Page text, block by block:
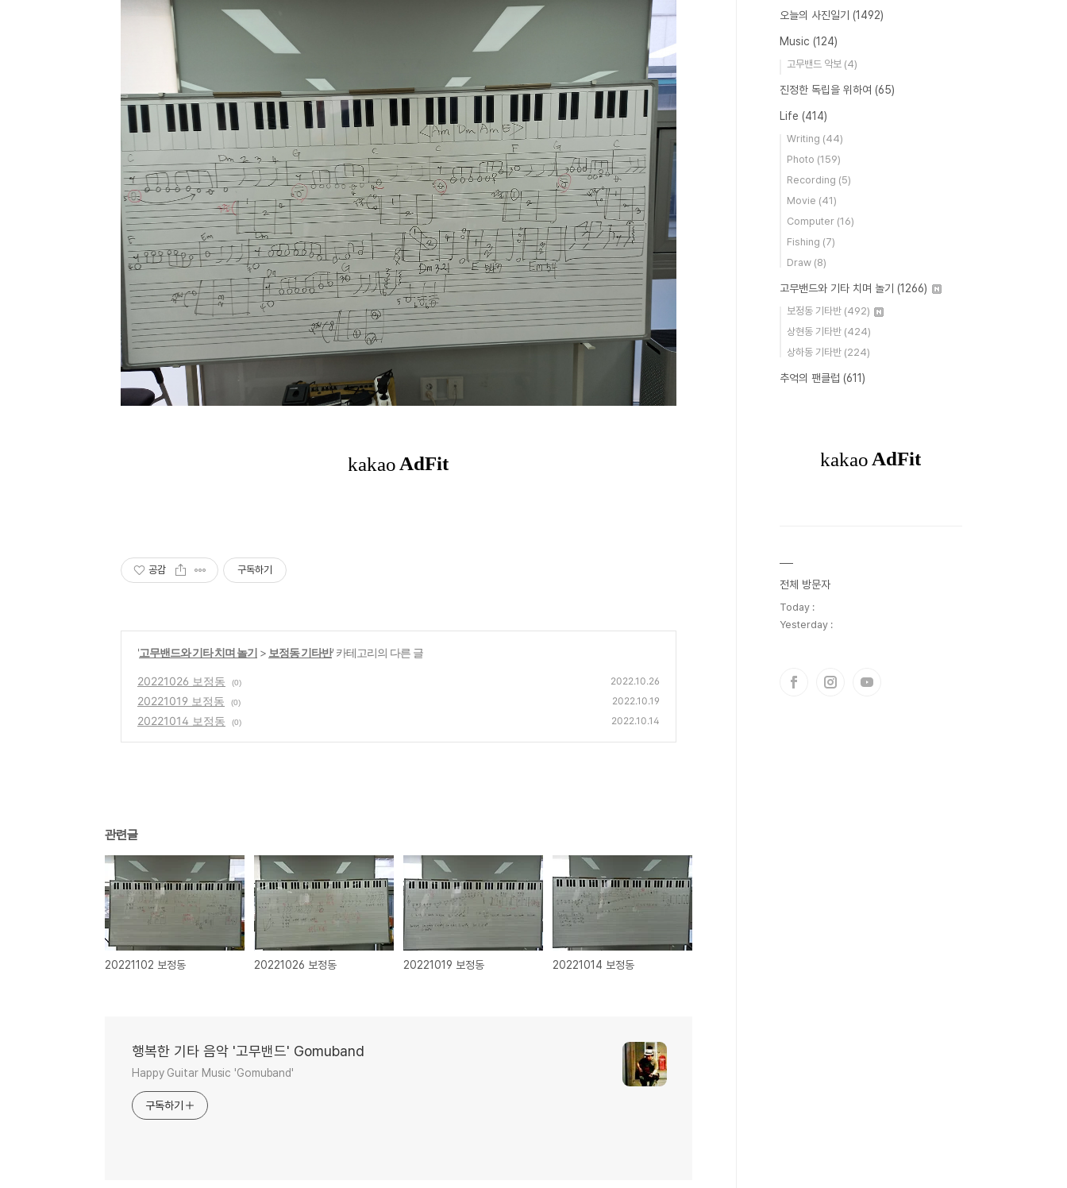
공감 구독하기
'고무밴드와 기타 치며 놀기 > 보정동 기타반' 카테고리의 다른 글
20221026 보정동 (0) 2022.10.26
20221019 보정동 (0) 2022.10.19
20221014 보정동 (0) 2022.10.14
관련글
20221102 보정동 20221026 보정동 20221019 보정동 20221014 보정동
행복한 기타 음악 '고무밴드' Gomuband
Happy Guitar Music 'Gomuband'
구독하기
오늘의 사진일기 (1492)
Music (124)
고무밴드 악보 (4)
진정한 독립을 위하여 (65)
Life (414)
Writing (44)
Photo (159)
Recording (5)
Movie (41)
Computer (16)
Fishing (7)
Draw (8)
고무밴드와 기타 치며 놀기 (1266)
보정동 기타반 (492)
상현동 기타반 (424)
상하동 기타반 (224)
추억의 팬클럽 (611)
전체 방문자
Today :
Yesterday :